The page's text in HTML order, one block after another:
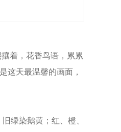
着，花香鸟语，累累
这天最温馨的画面，
绿染鹅黄；红、橙、